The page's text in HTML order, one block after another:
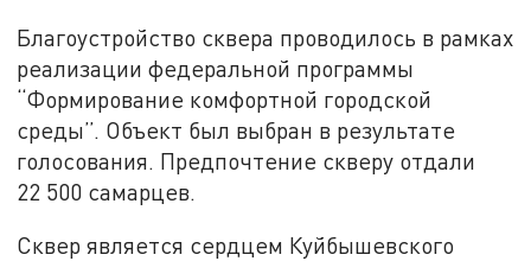
Благоустройство сквера проводилось в рамках
реализации федеральной программы
“Формирование комфортной городской
среды”. Объект был выбран в результате
голосования. Предпочтение скверу отдали
22 500 самарцев.
Сквер является сердцем Куйбышевского